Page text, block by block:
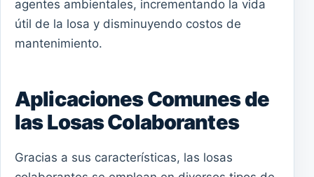
agentes ambientales, incrementando la vida
útil de la losa y disminuyendo costos de
mantenimiento.
Aplicaciones Comunes de
las Losas Colaborantes
Gracias a sus características, las losas